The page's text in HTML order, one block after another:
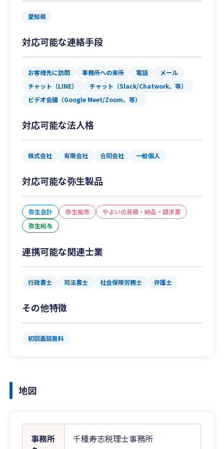
愛知県
対応可能な連絡手段
お客様先に訪問 事務所への来所 電話
メール
チャット（LINE）
チャット（Slack/Chatwork、等）
ビデオ会議（Google Meet/Zoom、等）
対応可能な法人格
株式会社 有限会社 合同会社 一般個人
対応可能な弥生製品
弥生会計 弥生販売
やよいの見積・納品・請求書
弥生給与
連携可能な関連士業
行政書士 司法書士 社会保険労務士 弁護士
その他特徴
初回面談無料
地図
事務所
千種寿志税理士事務所